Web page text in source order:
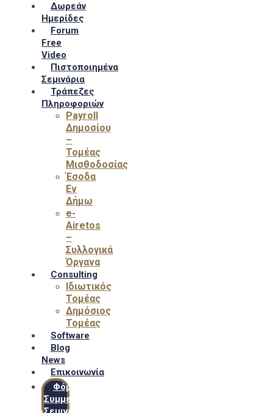
Δωρεάν
Ημερίδες
Forum
Free
Video
Πιστοποιημένα
Σεμινάρια
Τράπεζες
Πληροφοριών
Payroll
Δημοσίου
–
Τομέας
Μισθοδοσίας
Έσοδα
Εν
Δήμω
e-
Airetos
–
Συλλογικά
Όργανα
Consulting
Ιδιωτικός
Τομέας
Δημόσιος
Τομέας
Software
Blog
News
Επικοινωνία
Φόρμα
Συμμετοχής